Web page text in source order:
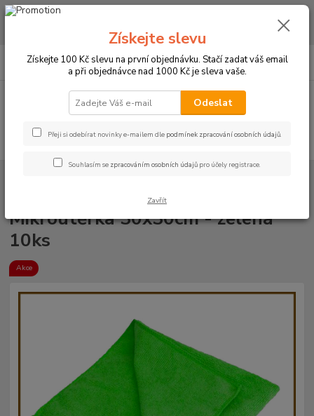
CHCETE NAKOUPIT VĚTŠÍ MNOŽSTVÍ NAŠICH PRODUKTŮ ZA LEPŠÍ
CZK
Hledat
+420 773 794 023
Pondělí-pátek 9-16 hodin
0
Mikroutěrka 30x30cm - zelená
10ks
Akce
Získejte slevu
Získejte 100 Kč slevu na první objednávku. Stačí zadat váš email
a při objednávce nad 1000 Kč je sleva vaše.
Odeslat
Přeji si odebírat novinky e-mailem dle podmínek zpracování osobních údajů.
Souhlasím se zpracováním osobních údajů pro účely registrace.
Zavřít